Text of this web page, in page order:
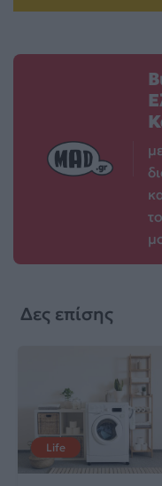
Δες επίσης
Life